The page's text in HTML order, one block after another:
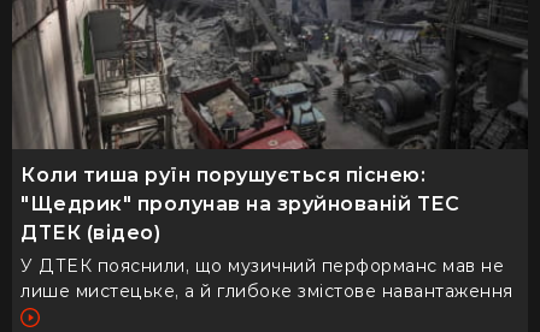
Коли тиша руїн порушується піснею:
"Щедрик" пролунав на зруйнованій ТЕС
ДТЕК (відео)
У ДТЕК пояснили, що музичний перформанс мав не
лише мистецьке, а й глибоке змістове навантаження